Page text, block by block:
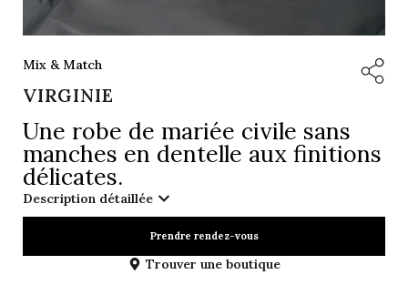
Mix & Match
VIRGINIE
Une robe de mariée civile sans
manches en dentelle aux finitions
délicates.
Description détaillée
Prendre rendez-vous
Trouver une boutique